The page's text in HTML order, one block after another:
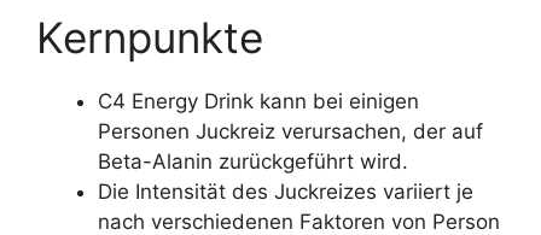
Kernpunkte
C4 Energy Drink kann bei einigen
Personen Juckreiz verursachen, der auf
Beta-Alanin zurückgeführt wird.
Die Intensität des Juckreizes variiert je
nach verschiedenen Faktoren von Person